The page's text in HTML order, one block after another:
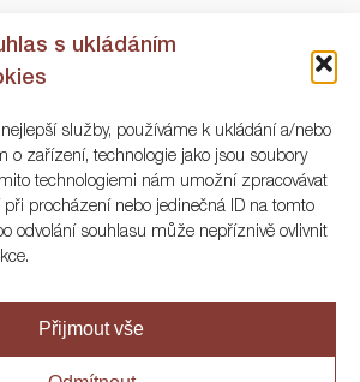
s ukládáním
služby, používáme k ukládání a/nebo
o zařízení, technologie jako jsou soubory
technologiemi nám umožní zpracovávat
při procházení nebo jedinečná ID na tomto
odvolání souhlasu může nepříznivě ovlivnit
Přijmout vše